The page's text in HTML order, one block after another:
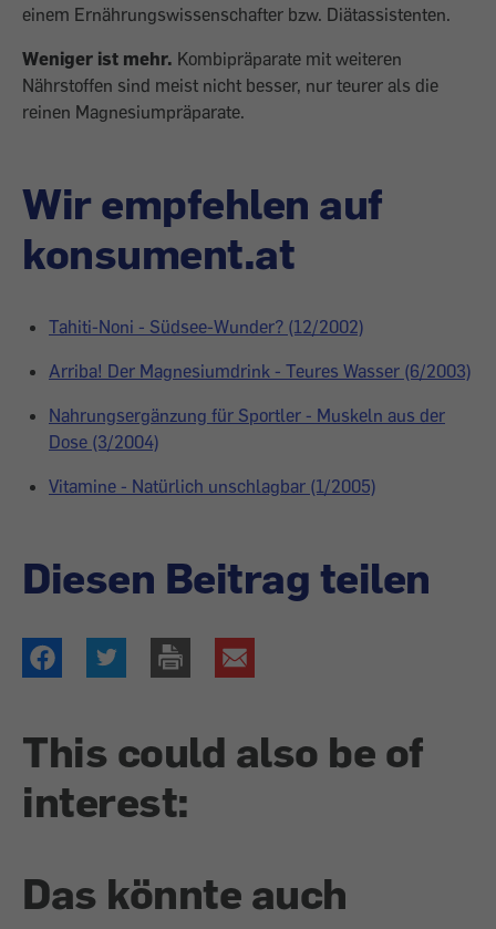
einem Ernährungswissenschafter bzw. Diätassistenten.
Weniger ist mehr. Kombipräparate mit weiteren
Nährstoffen sind meist nicht besser, nur teurer als die
reinen Magnesiumpräparate.
Wir empfehlen auf
konsument.at
Tahiti-Noni - Südsee-Wunder? (12/2002)
Arriba! Der Magnesiumdrink - Teures Wasser (6/2003)
Nahrungsergänzung für Sportler - Muskeln aus der
Dose (3/2004)
Vitamine - Natürlich unschlagbar (1/2005)
Diesen Beitrag teilen
This could also be of
interest:
Das könnte auch